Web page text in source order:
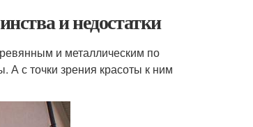
и недостатки
и металлическим по
А с точки зрения красоты к ним